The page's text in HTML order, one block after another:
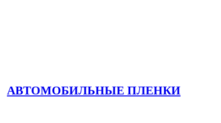
АВТОМОБИЛЬНЫЕ ПЛЕНКИ